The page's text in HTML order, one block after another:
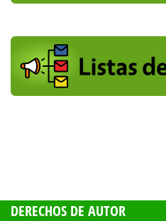
DERECHOS DE AUTOR